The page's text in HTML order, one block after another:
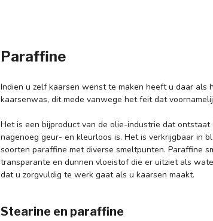
Paraffine
Indien u zelf kaarsen wenst te maken heeft u daar
kaarsenwas, dit mede vanwege het feit dat
Het is een bijproduct van de olie-industrie dat
nagenoeg geur- en kleurloos is. Het is verkrijgbaar in
soorten paraffine met diverse smeltpunten. Paraffine
transparante en dunnen vloeistof die er uitziet als
dat u zorgvuldig te werk gaat als u kaarsen maakt.
Stearine en paraffine